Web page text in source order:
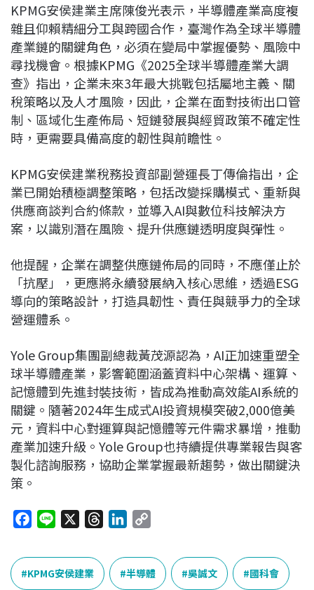
KPMG安侯建業主席陳俊光表示，半導體產業高度複
雜且仰賴精細分工與跨國合作，臺灣作為全球半導體
產業鏈的關鍵角色，必須在變局中掌握優勢、風險中
尋找機會。根據KPMG《2025全球半導體產業大調
查》指出，企業未來3年最大挑戰包括屬地主義、關
稅策略以及人才風險，因此，企業在面對技術出口管
制、區域化生產佈局、短鏈發展與經貿政策不確定性
時，更需要具備高度的韌性與前瞻性。
KPMG安侯建業稅務投資部副營運長丁傳倫指出，企
業已開始積極調整策略，包括改變採購模式、重新與
供應商談判合約條款，並導入AI與數位科技解決方
案，以識別潛在風險、提升供應鏈透明度與彈性。
他提醒，企業在調整供應鏈佈局的同時，不應僅止於
「抗壓」，更應將永續發展納入核心思維，透過ESG
導向的策略設計，打造具韌性、責任與競爭力的全球
營運體系。
Yole Group集團副總裁黃茂源認為，AI正加速重塑全
球半導體產業，影響範圍涵蓋資料中心架構、運算、
記憶體到先進封裝技術，皆成為推動高效能AI系統的
關鍵。隨著2024年生成式AI投資規模突破2,000億美
元，資料中心對運算與記憶體等元件需求暴增，推動
產業加速升級。Yole Group也持續提供專業報告與客
製化諮詢服務，協助企業掌握最新趨勢，做出關鍵決
策。
c
e
n
e
e
n
k
p
y
KPMG安侯建業 半導體 吳誠文 國科會